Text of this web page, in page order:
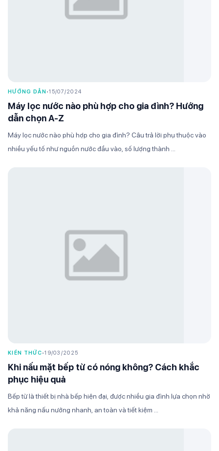
HƯỚNG DẪN •15/07/2024
Máy lọc nước nào phù hợp cho gia đình? Hướng
dẫn chọn A-Z
Máy lọc nước nào phù hợp cho gia đình? Câu trả lời phụ thuộc vào
nhiều yếu tố như nguồn nước đầu vào, số lượng thành ...
KIẾN THỨC•19/03/2025
Khi nấu mặt bếp từ có nóng không? Cách khắc
phục hiệu quả
Bếp từ là thiết bị nhà bếp hiện đại, được nhiều gia đình lựa chọn nhờ
khả năng nấu nướng nhanh, an toàn và tiết kiệm ...